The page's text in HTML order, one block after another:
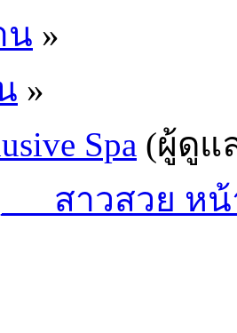
น »
»
Spa (ผู้ดูแ
สาวสวย